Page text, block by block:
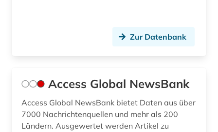
chemische grundprodukte (1)
chemische industrie (1)
chile (1)
Zur Datenbank
Access Global NewsBank
Access Global NewsBank bietet Daten aus über
7000 Nachrichtenquellen und mehr als 200
Ländern. Ausgewertet werden Artikel zu